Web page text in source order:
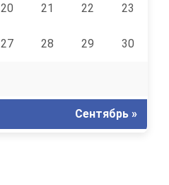
20 21 22 23
27 28 29 30
Сентябрь »